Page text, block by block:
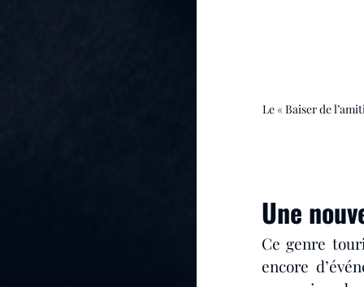
Le « Baiser de
Une
Ce genre
encore